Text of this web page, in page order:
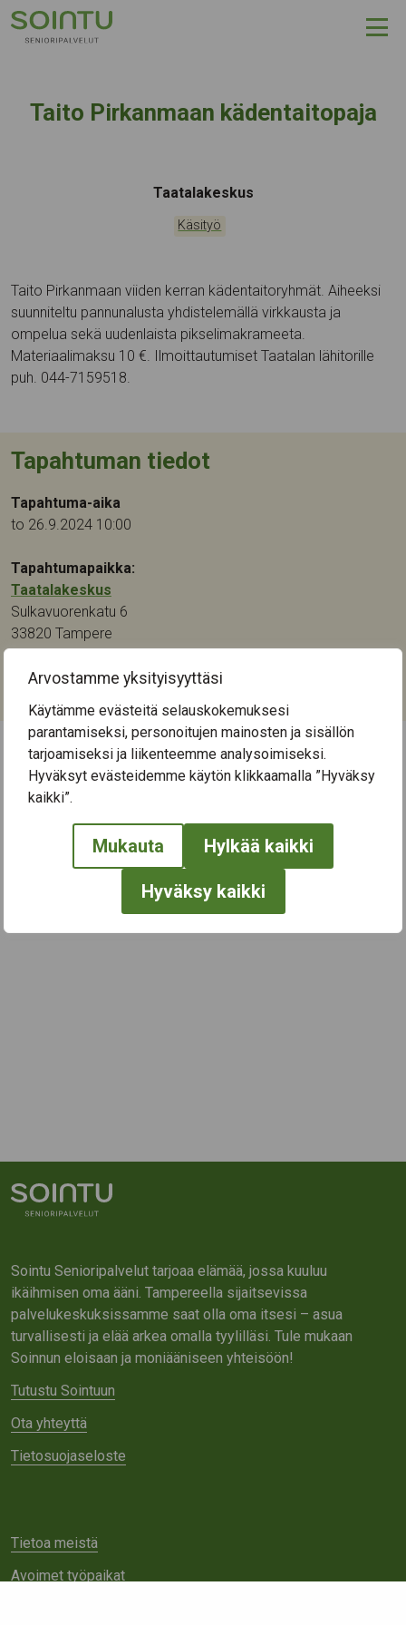
Arvostamme yksityisyyttäsi
Käytämme evästeitä selauskokemuksesi
parantamiseksi, personoitujen mainosten ja sisällön
tarjoamiseksi ja liikenteemme analysoimiseksi.
Hyväksyt evästeidemme käytön klikkaamalla ”Hyväksy
kaikki”.
Mukauta Hylkää kaikki
Hyväksy kaikki
Hyppää sisältöön
Taito Pirkanmaan kädentaitopaja
Tapahtumapaikka:
Taatalakeskus
Kategoriat:
Käsityö
Taito Pirkanmaan viiden kerran kädentaitoryhmät. Aiheeksi
suunniteltu pannunalusta yhdistelemällä virkkausta ja
ompelua sekä uudenlaista pikselimakrameeta.
Materiaalimaksu 10 €. Ilmoittautumiset Taatalan lähitorille
puh. 044-7159518.
Tapahtuman tiedot
Tapahtuma-aika
to 26.9.2024 10:00
Tapahtumapaikka:
Taatalakeskus
Sulkavuorenkatu 6
33820 Tampere
Kategoriat:
← Näytä kaikki tapahtumat
Sointu Senioripalvelut tarjoaa elämää, jossa kuuluu
ikäihmisen oma ääni. Tampereella sijaitsevissa
palvelukeskuksissamme saat olla oma itsesi – asua
turvallisesti ja elää arkea omalla tyylilläsi. Tule mukaan
Soinnun eloisaan ja moniääniseen yhteisöön!
Tutustu Sointuun
Ota yhteyttä
Tietosuojaseloste
Tietoa meistä
Avoimet työpaikat